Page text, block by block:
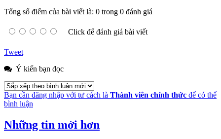
Tổng số điểm của bài viết là: 0 trong 0 đánh giá
Click để đánh giá bài viết
Tweet
Ý kiến bạn đọc
Bạn cần đăng nhập với tư cách là Thành viên chính thức để có thể
bình luận
Những tin mới hơn